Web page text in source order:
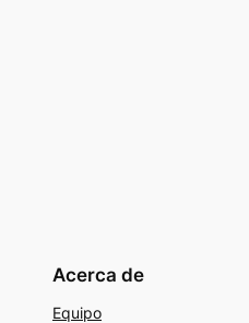
Acerca de
Equipo